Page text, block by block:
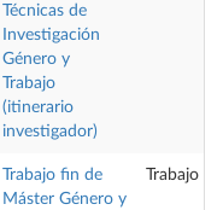
Técnicas de
Investigación
Género y
Trabajo
(itinerario
investigador)
Trabajo fin de
Máster Género y
Trabajo